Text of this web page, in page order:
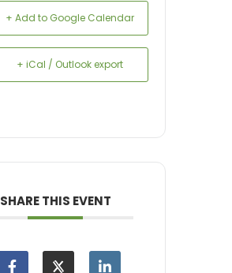
+ Add to Google Calendar
+ iCal / Outlook export
SHARE THIS EVENT